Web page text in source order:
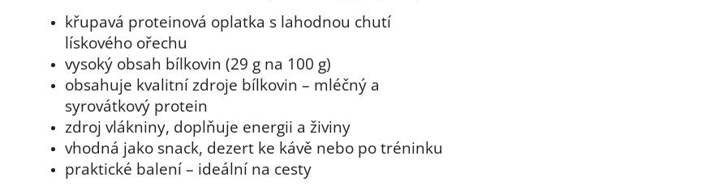
křupavá proteinová oplatka s lahodnou chutí
lískového ořechu
vysoký obsah bílkovin (29 g na 100 g)
obsahuje kvalitní zdroje bílkovin – mléčný a
syrovátkový protein
zdroj vlákniny, doplňuje energii a živiny
vhodná jako snack, dezert ke kávě nebo po tréninku
praktické balení – ideální na cesty